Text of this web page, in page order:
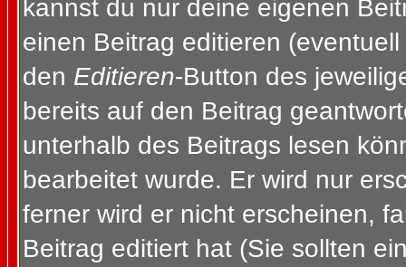
kannst du nur deine eigenen
einen Beitrag editieren
den Editieren-Button des
bereits auf den Beitrag
unterhalb des Beitrags lesen
bearbeitet wurde. Er wird nur
ferner wird er nicht erscheinen,
Beitrag editiert hat (Sie sollten